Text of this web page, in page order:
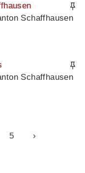
Schaffhausen
Schaffhausen
5 ›